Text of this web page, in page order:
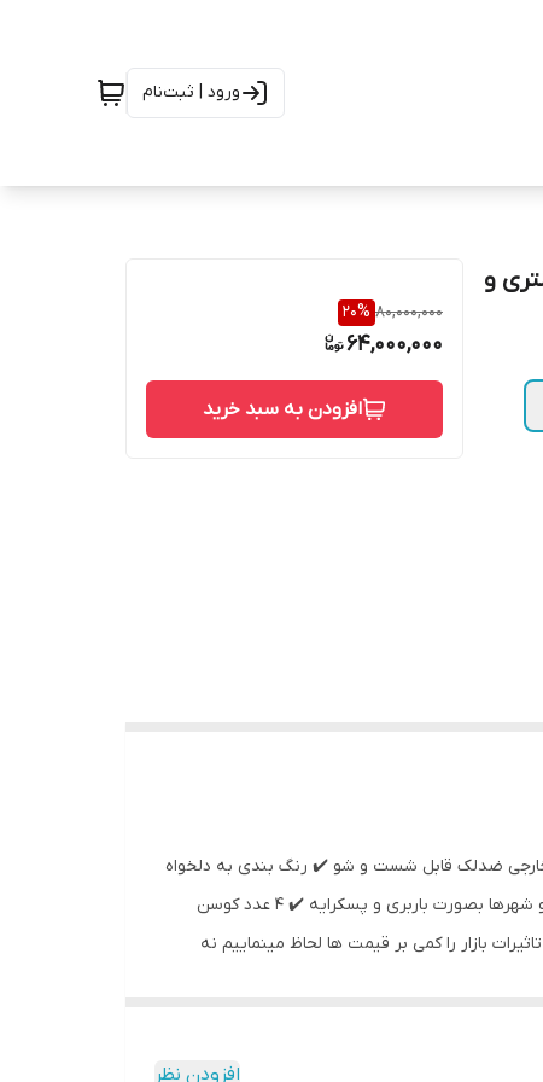
ورود | ثبت‌نام
و
80,000,000
20%
64,000,000
افزودن به سبد خرید
خارجی ضدلک قابل شست و شو ✔️ رنگ بندی به دلخواه
مشتری ✔️ کف فوم سرد ویژه بدون فرورفتگی و نشست ✔️ تضمین کیفیت ✔️ تعداد نفرات قابل تغییر ✔️ ارسال به داخل تهران رایگان و شهرها بصورت باربری و پسکرایه ✔️ ۴ عدد کوسن
بازار را کمی بر قیمت ها لحاظ مینماییم نه
افزودن نظر